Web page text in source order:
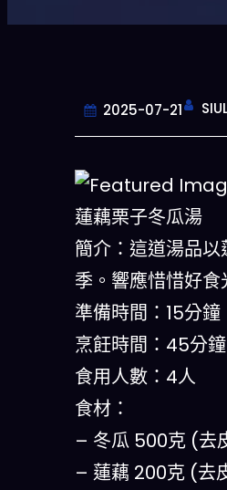
2025-07-21
蓮藕栗子冬瓜湯
簡介：這道湯品
季。響應惜惜好食
準備時間：15分鐘
烹飪時間：45分鐘
食用人數：4人
食材：
– 冬瓜 500克 (去
– 蓮藕 200克 (去